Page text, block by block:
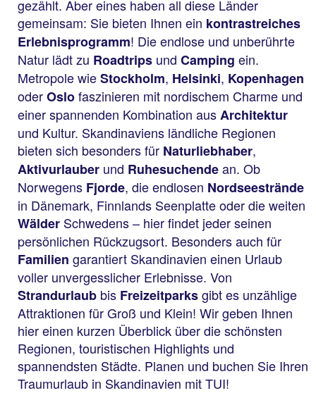
gezählt. Aber eines haben all diese Länder
gemeinsam: Sie bieten Ihnen ein kontrastreiches
Erlebnisprogramm! Die endlose und unberührte
Natur lädt zu Roadtrips und Camping ein.
Metropole wieStockholm, Helsinki, Kopenhagen
oderOslofaszinieren mit nordischem Charme und
einer spannenden Kombination ausArchitektur
und Kultur. Skandinaviens ländliche Regionen
bieten sich besonders für Naturliebhaber,
Aktivurlauber und Ruhesuchendean. Ob
Norwegens Fjorde, die endlosen Nordseestrände
in Dänemark, Finnlands Seenplatte oder die weiten
Wälder Schwedens – hier findet jeder seinen
persönlichen Rückzugsort. Besonders auch für
Familien garantiert Skandinavien einen Urlaub
voller unvergesslicher Erlebnisse. Von
Strandurlaub bis Freizeitparksgibt es unzählige
Attraktionen für Groß und Klein! Wir geben Ihnen
hier einen kurzen Überblick über die schönsten
Regionen, touristischen Highlights und
spannendsten Städte. Planen und buchen Sie Ihren
Traumurlaub in Skandinavien mit TUI!